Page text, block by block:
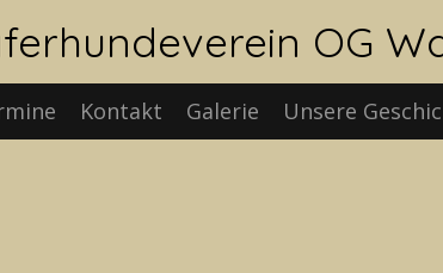
OG
Kontakt Galerie Unsere